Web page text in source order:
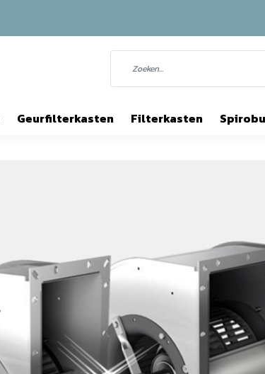
Geurfilterkasten Filterkasten